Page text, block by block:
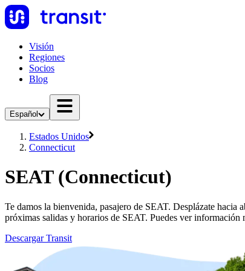
Visión
Regiones
Socios
Blog
Español
Estados Unidos
Connecticut
SEAT (Connecticut)
Te damos la bienvenida, pasajero de SEAT. Desplázate hacia
próximas salidas y horarios de SEAT. Puedes ver
Descargar Transit